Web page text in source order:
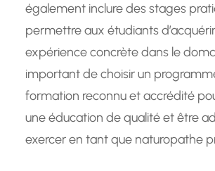
également inclure des stages
permettre aux étudiants
expérience concrète dans le
important de choisir un
formation reconnu et accrédité
une éducation de qualité et être
exercer en tant que naturopathe